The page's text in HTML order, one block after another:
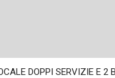
DOPPI SERVIZIE E